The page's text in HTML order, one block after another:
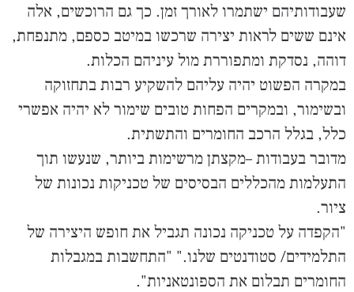
שעבודותיהם ישתמרו לאורך זמן. כך גם הרוכשים, אלה
אינם ששים לראות יצירה שרכשו במיטב כספם, מתנפחת,
דוהה, נסדקת ומתפוררת מול עיניהם הכלות.
במקרה הפשוט יהיה עליהם להשקיע רבות בתחזוקה
ובשימור, ובמקרים הפחות טובים שימור לא יהיה אפשרי
כלל, בגלל הרכב החומרים והתשתית.
מדובר בעבודות –מקצתן מרשימות ביותר, שנעשו תוך
התעלמות מהכללים הבסיסים של טכניקות נכונות של
ציור.
"הקפדה על טכניקה נכונה תגביל את חופש היצירה של
התלמידים/ סטודנטים שלנו." "התחשבות במגבלות
החומרים תבלום את הספונטאניות".